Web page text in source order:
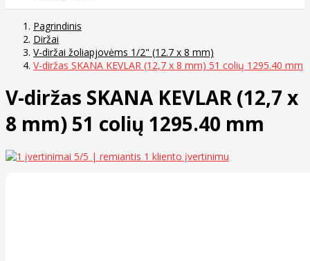
Pagrindinis
Diržai
V-diržai žoliapjovėms 1/2" (12.7 x 8 mm)
V-diržas SKANA KEVLAR (12,7 x 8 mm) 51 colių 1295.40 mm
V-diržas SKANA KEVLAR (12,7 x
8 mm) 51 colių 1295.40 mm
5/5 | remiantis 1 kliento įvertinimu